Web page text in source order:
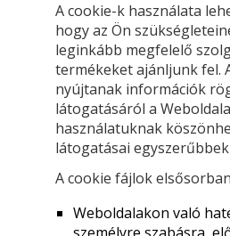
A cookie-k használata
hogy az Ön
leginkább megfelelő
termékeket ajánljunk fel.
nyújtanak információk
látogatásáról a
használatuknak
látogatásai
A cookie fájlok elsősorban
Weboldalakon való